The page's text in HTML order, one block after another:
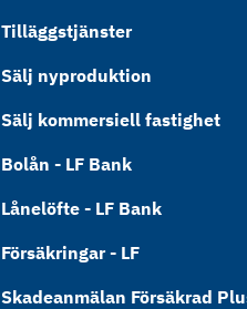
Tilläggstjänster
Sälj nyproduktion
Sälj kommersiell fastighet
Bolån - LF Bank
Lånelöfte - LF Bank
Försäkringar - LF
Skadeanmälan Försäkrad